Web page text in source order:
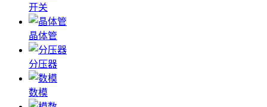
开关
晶体管
分压器
数模